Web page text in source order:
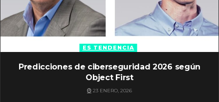
ES TENDENCIA
Predicciones de ciberseguridad 2026 según
Object First
23 ENERO, 2026